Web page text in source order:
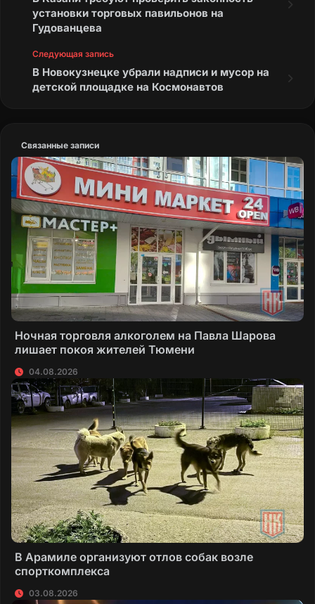
установки торговых павильонов на
Гудованцева
Следующая запись
В Новокузнецке убрали надписи и мусор на
детской площадке на Космонавтов
Связанные записи
Ночная торговля алкоголем на Павла Шарова
лишает покоя жителей Тюмени
04.08.2026
В Арамиле организуют отлов собак возле
спорткомплекса
03.08.2026